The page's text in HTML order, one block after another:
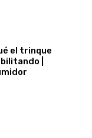
el trinque
|